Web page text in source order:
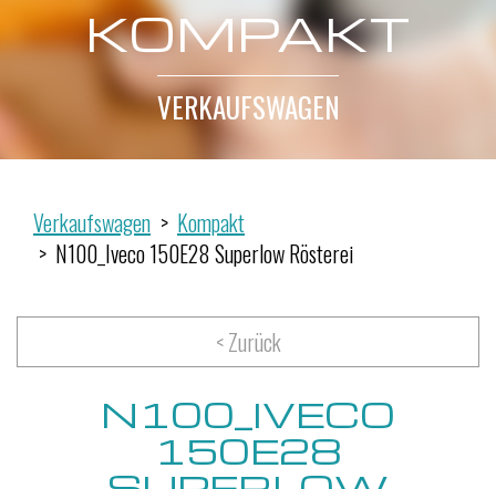
KOMPAKT
VERKAUFSWAGEN
Verkaufswagen
Kompakt
N100_Iveco 150E28 Superlow Rösterei
< Zurück
N100_IVECO
150E28